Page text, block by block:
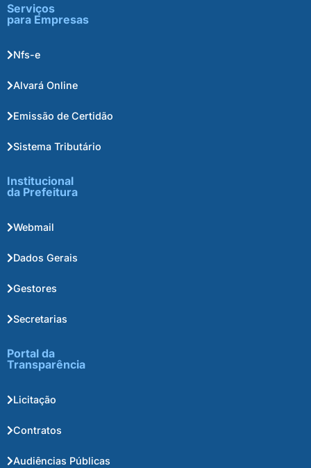
Serviços
para Empresas
Nfs-e
Alvará Online
Emissão de Certidão
Sistema Tributário
Institucional
da Prefeitura
Webmail
Dados Gerais
Gestores
Secretarias
Portal da
Transparência
Licitação
Contratos
Audiências Públicas